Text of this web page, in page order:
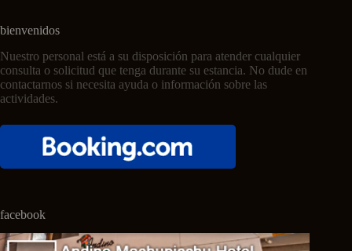
bienvenidos
Nuestro personal está a su disposición para atender cualquier
consulta o solicitud que tenga durante su estancia. No dude en
contactarnos si necesita ayuda o información sobre las
actividades.
facebook